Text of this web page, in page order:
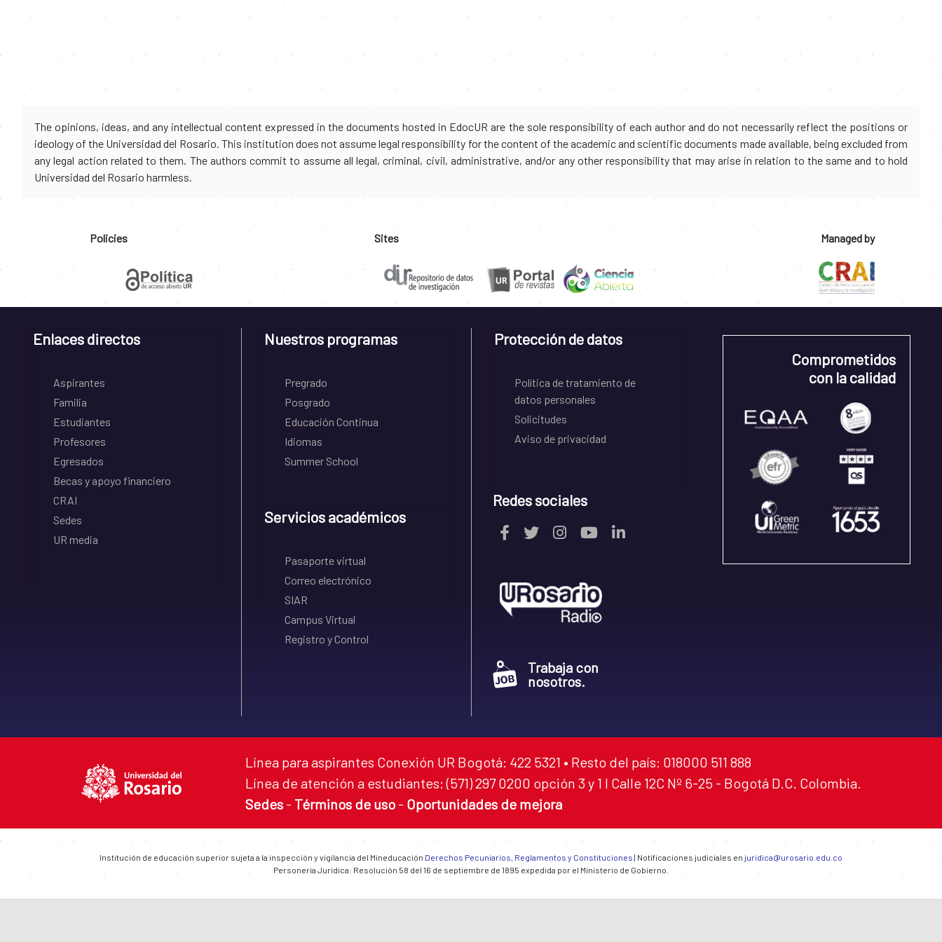
The opinions, ideas, and any intellectual content expressed in the documents hosted in EdocUR are the sole responsibility of each author and do not necessarily reflect the positions or
ideology of the Universidad del Rosario. This institution does not assume legal responsibility for the content of the academic and scientific documents made available, being excluded from
any legal action related to them. The authors commit to assume all legal, criminal, civil, administrative, and/or any other responsibility that may arise in relation to the same and to hold
Universidad del Rosario harmless.
Policies Sites Managed by
Enlaces directos
Aspirantes
Familia
Estudiantes
Profesores
Egresados
Becas y apoyo financiero
CRAI
Sedes
UR media
Nuestros programas
Pregrado
Posgrado
Educación Continua
Idiomas
Summer School
Servicios académicos
Pasaporte virtual
Correo electrónico
SIAR
Campus Virtual
Registro y Control
Protección de datos
Política de tratamiento de
datos personales
Solicitudes
Aviso de privacidad
Redes sociales
Trabaja con
nosotros.
Comprometidos
con la calidad
Línea para aspirantes Conexión UR Bogotá: 422 5321 • Resto del país: 018000 511 888
Línea de atención a estudiantes: (571) 297 0200 opción 3 y 1 I Calle 12C Nº 6-25 - Bogotá D.C. Colombia.
Sedes - Términos de uso - Oportunidades de mejora
Institución de educación superior sujeta a la inspección y vigilancia del Mineducación Derechos Pecuniarios, Reglamentos y Constituciones | Notificaciones judiciales en juridica@urosario.edu.co
Personería Jurídica: Resolución 58 del 16 de septiembre de 1895 expedida por el Ministerio de Gobierno.